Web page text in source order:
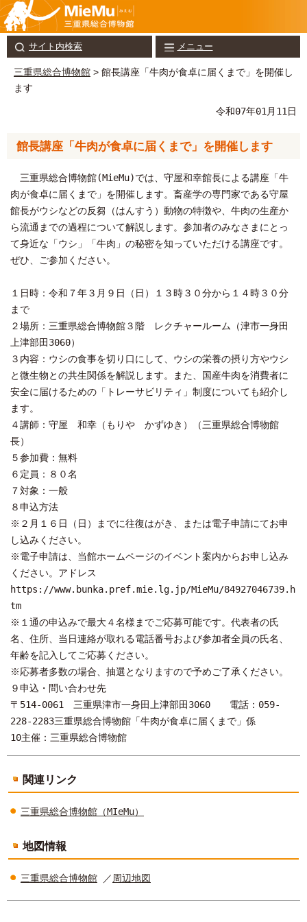
サイト内検索 メニュー
三重県総合博物館 > 館長講座「牛肉が食卓に届くまで」を開催し
ます
令和07年01月11日
館長講座「牛肉が食卓に届くまで」を開催します
三重県総合博物館(MieMu)では、守屋和幸館長による講座「牛
肉が食卓に届くまで」を開催します。畜産学の専門家である守屋
館長がウシなどの反芻（はんすう）動物の特徴や、牛肉の生産か
ら流通までの過程について解説します。参加者のみなさまにとっ
て身近な「ウシ」「牛肉」の秘密を知っていただける講座です。
ぜひ、ご参加ください。
１日時：令和７年３月９日（日）１３時３０分から１４時３０分
まで
２場所：三重県総合博物館３階 レクチャールーム（津市一身田
上津部田3060）
３内容：ウシの食事を切り口にして、ウシの栄養の摂り方やウシ
と微生物との共生関係を解説します。また、国産牛肉を消費者に
安全に届けるための「トレーサビリティ」制度についても紹介し
ます。
４講師：守屋 和幸（もりや かずゆき）（三重県総合博物館
長）
５参加費：無料
６定員：８０名
７対象：一般
８申込方法
※２月１６日（日）までに往復はがき、または電子申請にてお申
し込みください。
※電子申請は、当館ホームページのイベント案内からお申し込み
ください。アドレス
https://www.bunka.pref.mie.lg.jp/MieMu/84927046739.h
tm
※１通の申込みで最大４名様までご応募可能です。代表者の氏
名、住所、当日連絡が取れる電話番号および参加者全員の氏名、
年齢を記入してご応募ください。
※応募者多数の場合、抽選となりますので予めご了承ください。
９申込・問い合わせ先
〒514-0061 三重県津市一身田上津部田3060 電話：059-
228-2283三重県総合博物館「牛肉が食卓に届くまで」係
10主催：三重県総合博物館
関連リンク
三重県総合博物館（MIeMu）
地図情報
三重県総合博物館 ／周辺地図